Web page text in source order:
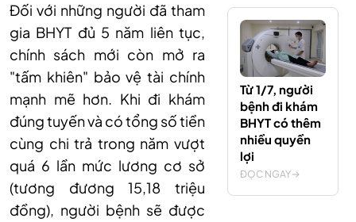
Từ 1/7, người
bệnh đi khám
BHYT có thêm
nhiều quyền
lợi
ĐỌC NGAY
Đối với những người đã tham
gia BHYT đủ 5 năm liên tục,
chính sách mới còn mở ra
"tấm khiên" bảo vệ tài chính
mạnh mẽ hơn. Khi đi khám
đúng tuyến và có tổng số tiền
cùng chi trả trong năm vượt
quá 6 lần mức lương cơ sở
(tương đương 15,18 triệu
đồng), người bệnh sẽ được